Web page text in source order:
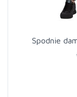
Spodnie